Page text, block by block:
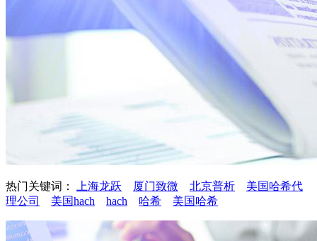
热门关键词： 上海龙跃 厦门致微 北京普析
美国哈希代
理公司
美国hach hach 哈希 美国哈希